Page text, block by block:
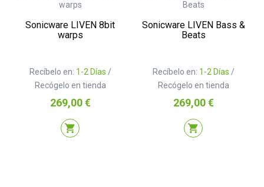
Sonicware LIVEN 8bit
warps
Recíbelo en: 1-2 Días /
Recógelo en tienda
Precio
269,00 €
shopping_cart
Sonicware LIVEN Bass &
Beats
Recíbelo en: 1-2 Días /
Recógelo en tienda
Precio
269,00 €
shopping_cart